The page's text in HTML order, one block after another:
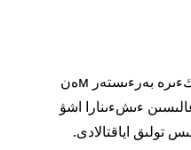
اعىмداعى جىلى جەكەلەگەن كءىرە بەرءىستەر мەن
ءىشءىنارا اشۋ
تولىق اياقتالادى.